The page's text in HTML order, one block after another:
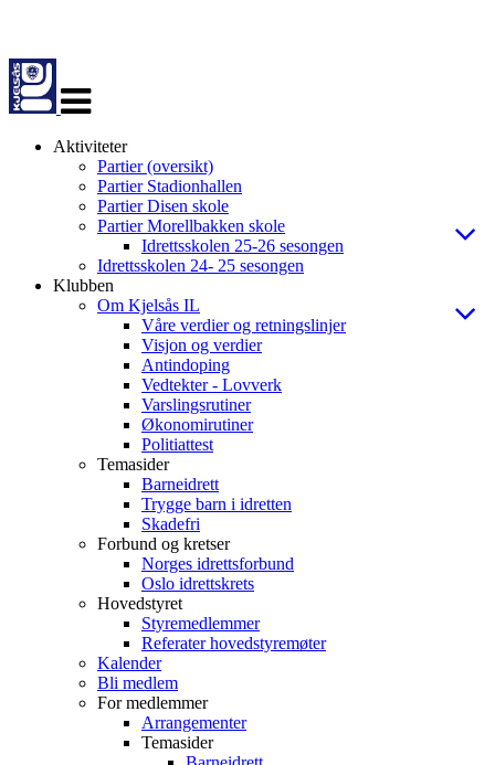
navigasjon
Aktiviteter
Partier (oversikt)
Partier Stadionhallen
Partier Disen skole
Partier Morellbakken skole
Idrettsskolen 25-26 sesongen
Idrettsskolen 24- 25 sesongen
Klubben
Om Kjelsås IL
Våre verdier og retningslinjer
Visjon og verdier
Antindoping
Vedtekter - Lovverk
Varslingsrutiner
Økonomirutiner
Politiattest
Temasider
Barneidrett
Trygge barn i idretten
Skadefri
Forbund og kretser
Norges idrettsforbund
Oslo idrettskrets
Hovedstyret
Styremedlemmer
Referater hovedstyremøter
Kalender
Bli medlem
For medlemmer
Arrangementer
Temasider